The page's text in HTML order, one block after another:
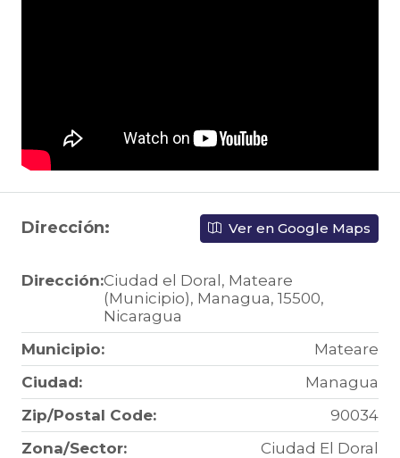
Dirección: Ver en Google Maps
Dirección:Ciudad el Doral, Mateare
(Municipio), Managua, 15500,
Nicaragua
Municipio:
Mateare
Ciudad:
Managua
Zip/Postal Code:
90034
Zona/Sector:
Ciudad El Doral